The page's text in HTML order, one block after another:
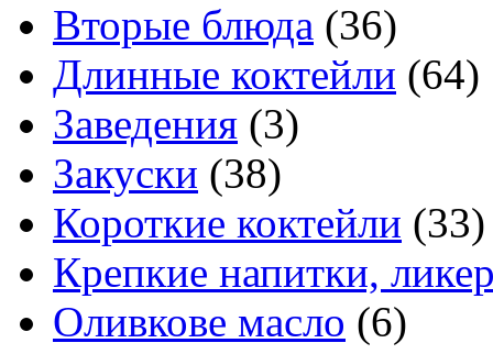
Вторые блюда (36)
Длинные коктейли (64)
Заведения (3)
Закуски (38)
Короткие коктейли (33)
Крепкие напитки,
Оливкове масло (6)